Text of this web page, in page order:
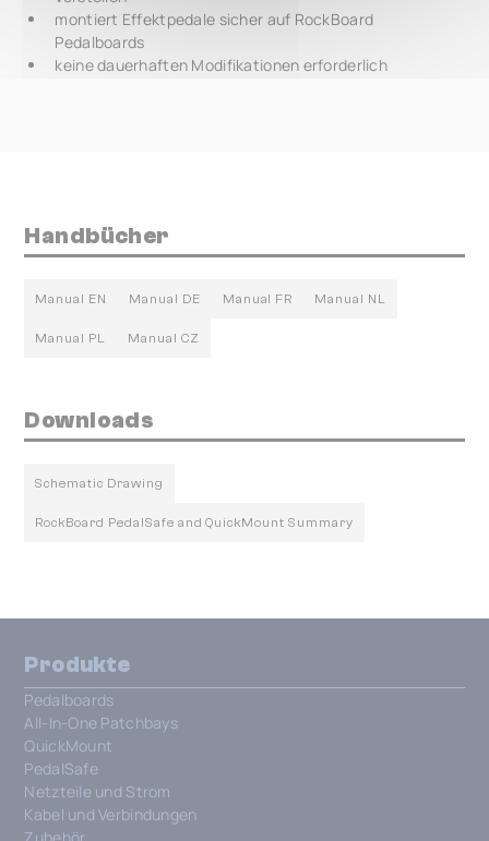
montiert Effektpedale sicher auf RockBoard
Pedalboards
keine dauerhaften Modifikationen erforderlich
Handbücher
Manual EN Manual DE Manual FR Manual NL
Manual PL Manual CZ
Downloads
Schematic Drawing
RockBoard PedalSafe and QuickMount Summary
Produkte
Pedalboards
All-In-One Patchbays
QuickMount
PedalSafe
Netzteile und Strom
Kabel und Verbindungen